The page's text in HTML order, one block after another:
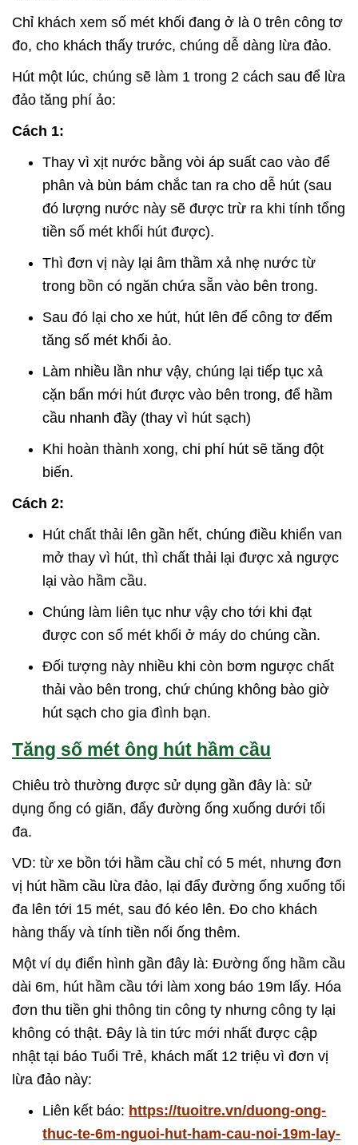
Chỉ khách xem số mét khối đang ở là 0 trên công tơ
đo, cho khách thấy trước, chúng dễ dàng lừa đảo.
Hút một lúc, chúng sẽ làm 1 trong 2 cách sau để lừa
đảo tăng phí ảo:
Cách 1:
Thay vì xịt nước bằng vòi áp suất cao vào để
phân và bùn bám chắc tan ra cho dễ hút (sau
đó lượng nước này sẽ được trừ ra khi tính tổng
tiền số mét khối hút được).
Thì đơn vị này lại âm thầm xả nhẹ nước từ
trong bồn có ngăn chứa sẵn vào bên trong.
Sau đó lại cho xe hút, hút lên để công tơ đếm
tăng số mét khối ảo.
Làm nhiều lần như vậy, chúng lại tiếp tục xả
cặn bẩn mới hút được vào bên trong, để hầm
cầu nhanh đầy (thay vì hút sạch)
Khi hoàn thành xong, chi phí hút sẽ tăng đột
biến.
Cách 2:
Hút chất thải lên gần hết, chúng điều khiển van
mở thay vì hút, thì chất thải lại được xả ngược
lại vào hầm cầu.
Chúng làm liên tục như vậy cho tới khi đạt
được con số mét khối ở máy do chúng cần.
Đối tượng này nhiều khi còn bơm ngược chất
thải vào bên trong, chứ chúng không bào giờ
hút sạch cho gia đình bạn.
Tăng số mét ông hút hầm cầu
Chiêu trò thường được sử dụng gần đây là: sử
dụng ống có giãn, đẩy đường ống xuống dưới tối
đa.
VD: từ xe bồn tới hầm cầu chỉ có 5 mét, nhưng đơn
vị hút hầm cầu lừa đảo, lại đẩy đường ống xuống tối
đa lên tới 15 mét, sau đó kéo lên. Đo cho khách
hàng thấy và tính tiền nối ống thêm.
Một ví dụ điển hình gần đây là: Đường ống hầm cầu
dài 6m, hút hầm cầu tới làm xong báo 19m lấy. Hóa
đơn thu tiền ghi thông tin công ty nhưng công ty lại
không có thật. Đây là tin tức mới nhất được cập
nhật tại báo Tuổi Trẻ, khách mất 12 triệu vì đơn vị
lừa đảo này:
Liên kết báo: https://tuoitre.vn/duong-ong-
thuc-te-6m-nguoi-hut-ham-cau-noi-19m-lay-